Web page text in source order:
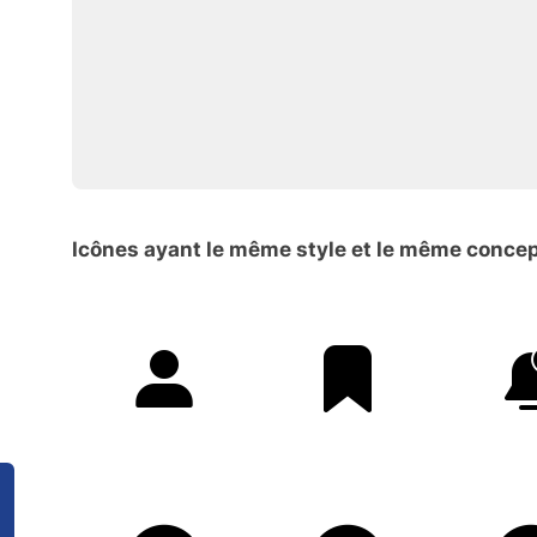
Icônes ayant le même style et le même